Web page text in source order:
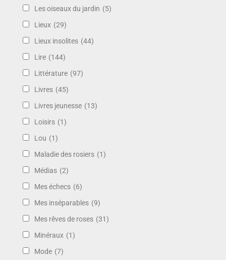
Les oiseaux du jardin (5)
Lieux (29)
Lieux insolites (44)
Lire (144)
Littérature (97)
Livres (45)
Livres jeunesse (13)
Loisirs (1)
Lou (1)
Maladie des rosiers (1)
Médias (2)
Mes échecs (6)
Mes inséparables (9)
Mes rêves de roses (31)
Minéraux (1)
Mode (7)